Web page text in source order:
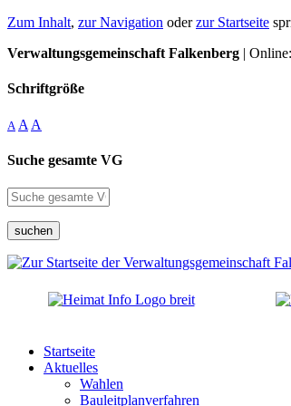
Zum Inhalt, zur Navigation oderzur Startseite
Verwaltungsgemeinschaft Falkenberg |
Schriftgröße
A A A
Suche gesamte VG
suchen
Startseite
Aktuelles
Wahlen
Bauleitplanverfahren